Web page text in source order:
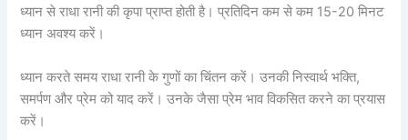
ध्यान से राधा रानी की कृपा प्राप्त होती है। प्रतिदिन कम से कम 15-20 मिनट
ध्यान अवश्य करें।
ध्यान करते समय राधा रानी के गुणों का चिंतन करें। उनकी निस्वार्थ भक्ति,
समर्पण और प्रेम को याद करें। उनके जैसा प्रेम भाव विकसित करने का प्रयास
करें।